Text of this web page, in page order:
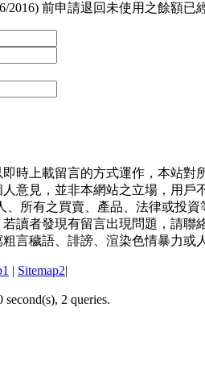
前申請退回未使用之餘額已
時上載留言的方式運作，本站對
意見，並非本網站之立場，用戶
、所有之買賣、產品、法律或投
讀者發現有留言出現問題，請聯
言穢語、誹謗、渲染色情暴力或
| Sitemap2|
second(s), 2 queries.